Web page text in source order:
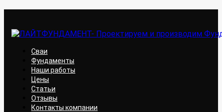
Сваи
Фундаменты
Наши работы
Цены
Статьи
Отзывы
Контакты компании